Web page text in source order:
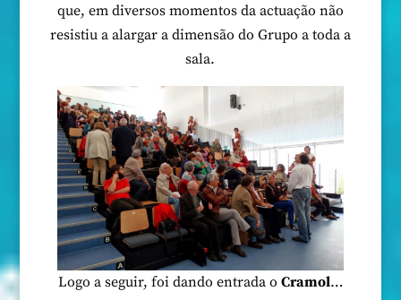
que, em diversos momentos da actuação não
resistiu a alargar a dimensão do Grupo a toda a
sala.
Logo a seguir, foi dando entrada o Cramol…